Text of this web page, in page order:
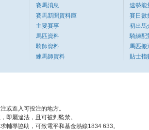
賽馬消息
賽馬新聞資料庫
主要賽事
馬匹資料
騎師資料
練馬師資料
速勢能
賽日數
初出馬
騎練配
馬匹搬
貼士指
或進入可投注的地方。
即屬違法，且可被判監禁。
輔導協助，可致電平和基金熱線1834 633。